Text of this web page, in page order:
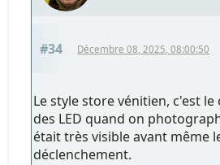
#34 Décembre 08, 2025, 08:00:50
Le style store vénitien, c'est
des LED quand on
était très visible avant même
déclenchement.